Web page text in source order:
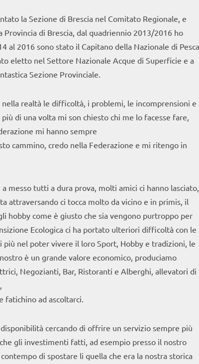
la Sezione di Brescia nel Comitato Regionale, e
di Brescia, dal quadriennio 2013/2016 ho
al 2016 sono stato il Capitano della Nazionale di Pesca
eletto nel Settore Nazionale Acque di Superficie e a
Sezione Provinciale.
realtà le difficoltà, i problemi, le incomprensioni e
di una volta mi son chiesto chi me lo facesse fare,
mi hanno sempre
cammino, credo nella Federazione e mi ritengo in
messo tutti a dura prova, molti amici ci hanno lasciato,
attraversando ci tocca molto da vicino e in primis, il
hobby come è giusto che sia vengono purtroppo per
Ecologica ci ha portato ulteriori difficoltà con le
nel poter vivere il loro Sport, Hobby e tradizioni, le
è un grande valore economico, produciamo
Negozianti, Bar, Ristoranti e Alberghi, allevatori di
fatichino ad ascoltarci.
cercando di offrire un servizio sempre più
gli investimenti fatti, ad esempio presso il nostro
di spostare li quella che era la nostra storica